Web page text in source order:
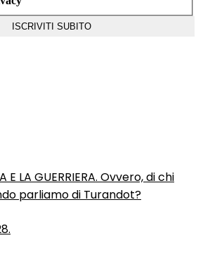
E LA GUERRIERA. Ovvero, di chi
parliamo di Turandot?